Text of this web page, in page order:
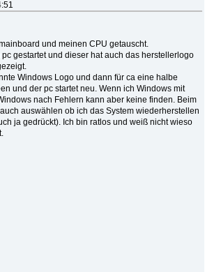
und meinen CPU getauscht.
gestartet und dieser hat auch das herstellerlogo
Windows Logo und dann für ca eine halbe
und der pc startet neu. Wenn ich Windows mit
nach Fehlern kann aber keine finden. Beim
auswählen ob ich das System wiederherstellen
ja gedrückt). Ich bin ratlos und weiß nicht wieso